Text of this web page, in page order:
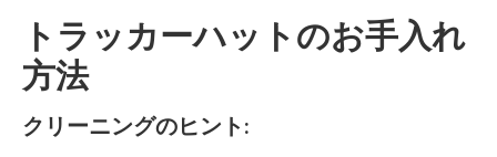
トラッカーハットのお手入れ
方法
クリーニングのヒント: